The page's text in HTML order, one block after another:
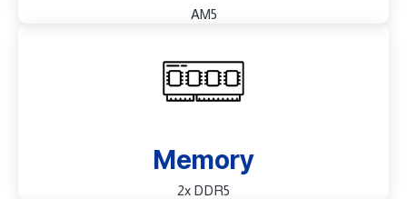
AM5
Memory
2x DDR5